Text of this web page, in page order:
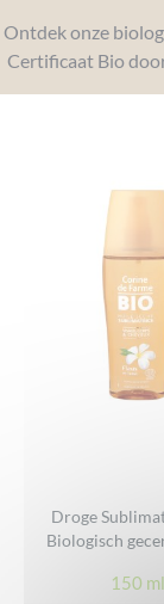
Ontdek onze
Certificaat Bio
Droge
Biologisch
150 ml